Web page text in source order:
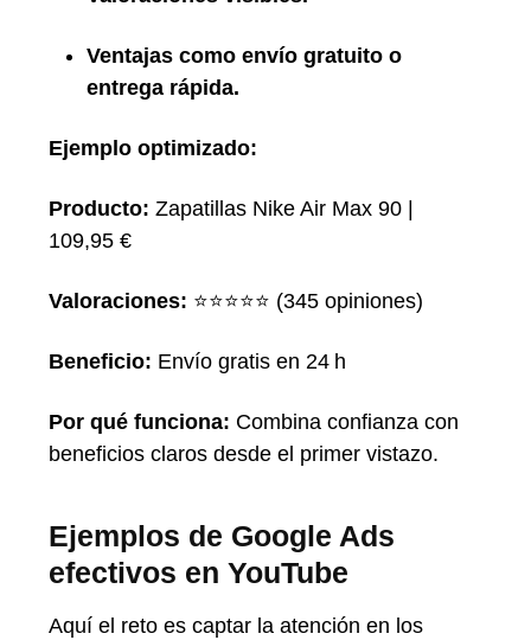
Ventajas como envío gratuito o
entrega rápida.
Ejemplo optimizado:
Producto: Zapatillas Nike Air Max 90 |
109,95 €
Valoraciones: ⭐️⭐️⭐️⭐️⭐️ (345 opiniones)
Beneficio: Envío gratis en 24 h
Por qué funciona: Combina confianza con
beneficios claros desde el primer vistazo.
Ejemplos de Google Ads
efectivos en YouTube
Aquí el reto es captar la atención en los